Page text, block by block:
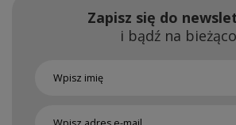
Zapisz się do
i bądź na bieżąco